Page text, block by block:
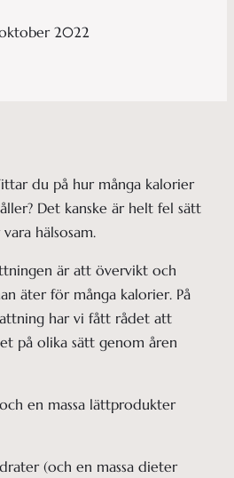
2022
du på hur många kalorier
Det kanske är helt fel sätt
hälsosam.
är att övervikt och
äter för många kalorier. På
har vi fått rådet att
på olika sätt genom åren
en massa lättprodukter
(och en massa dieter